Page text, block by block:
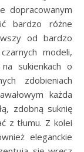
dopracowanym
bardzo różne
od bardzo
modeli,
sukienkach o
zdobieniach
każda
zdobną suknię
z tłumu. Z kolei
eleganckie